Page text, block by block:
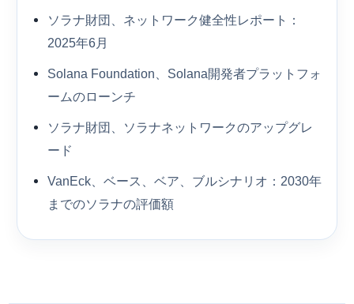
ソラナ財団、ネットワーク健全性レポート：
2025年6月
Solana Foundation、Solana開発者プラットフォ
ームのローンチ
ソラナ財団、ソラナネットワークのアップグレ
ード
VanEck、ベース、ベア、ブルシナリオ：2030年
までのソラナの評価額